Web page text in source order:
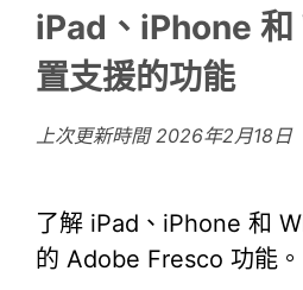
iPad、iPhone
置支援的功能
上次更新時間2026年2月18日
了解 iPad、iPhone 和
的 Adobe Fresco 功能。